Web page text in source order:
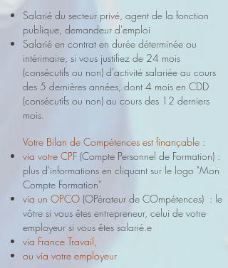
Salarié du secteur privé, agent de la fonction
publique, demandeur d'emploi
Salarié en contrat en durée déterminée ou
intérimaire, si vous justifiez de 24 mois
(consécutifs ou non) d'activité salariée au cours
des 5 dernières années, dont 4 mois en CDD
(consécutifs ou non) au cours des 12 derniers
mois.
Votre Bilan de Compétences est finançable :
via votre CPF (Compte Personnel de Formation) :
plus d'informations en cliquant sur le logo "Mon
Compte Formation"
via un OPCO (OPérateur de COmpétences) : le
vôtre si vous êtes entrepreneur, celui de votre
employeur si vous êtes salarié.e
via France Travail,
ou via votre employeur